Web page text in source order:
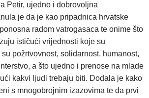
Petir, ujedno i dobrovoljna
je da je kao pripadnica hrvatske
radom vatrogasaca te onime što
ističući vrijednosti koje su
požrtvovnost, solidarnost, humanost,
a što ujedno i prenose na mlade
kakvi ljudi trebaju biti. Dodala je kako
s mnogobrojnim izazovima te da prvi